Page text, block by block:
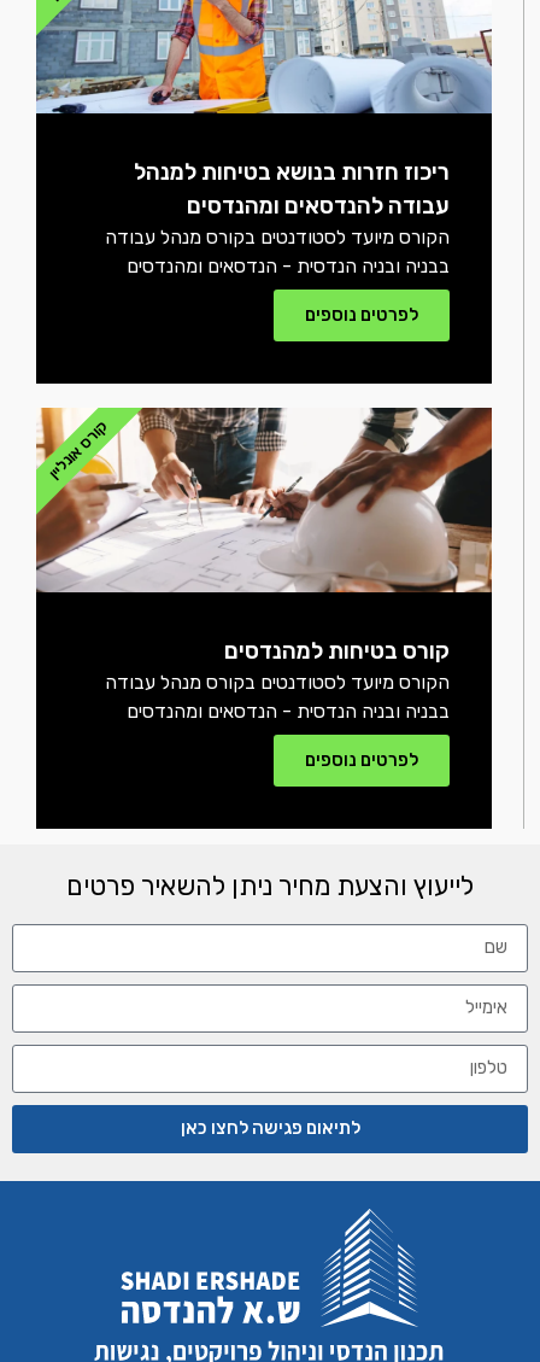
ריכוז חזרות בנושא בטיחות למנהל
עבודה להנדסאים ומהנדסים
הקורס מיועד לסטודנטים בקורס מנהל עבודה
בבניה ובניה הנדסית - הנדסאים ומהנדסים
לפרטים נוספים
קורס בטיחות למהנדסים
הקורס מיועד לסטודנטים בקורס מנהל עבודה
בבניה ובניה הנדסית - הנדסאים ומהנדסים
לפרטים נוספים
קורס אונליין
לייעוץ והצעת מחיר ניתן להשאיר פרטים
לתיאום פגישה לחצו כאן